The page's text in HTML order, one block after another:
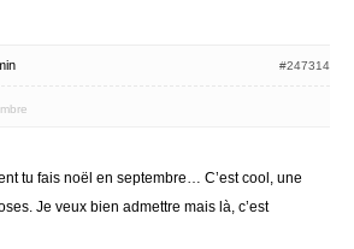
#247314
tu fais noël en septembre… C’est cool, une
Je veux bien admettre mais là, c’est